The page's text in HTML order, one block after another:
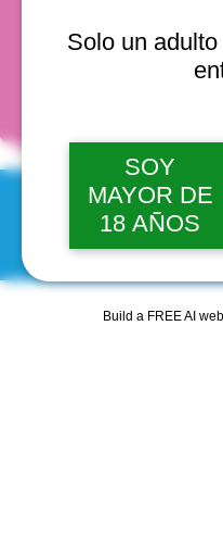
Solo un
SOY
MAYOR DE
18 AÑOS
Build a FREE AI
© 2025 by Scantastic.